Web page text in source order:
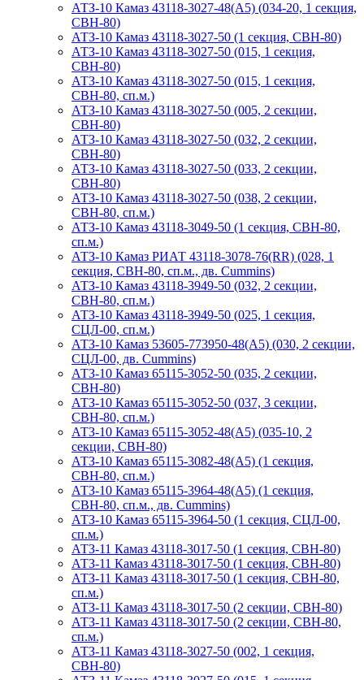
АТЗ-10 Камаз 43118-3027-48(A5) (034-20, 1 секция,
СВН-80)
АТЗ-10 Камаз 43118-3027-50 (1 секция, СВН-80)
АТЗ-10 Камаз 43118-3027-50 (015, 1 секция,
СВН-80)
АТЗ-10 Камаз 43118-3027-50 (015, 1 секция,
СВН-80, сп.м.)
АТЗ-10 Камаз 43118-3027-50 (005, 2 секции,
СВН-80)
АТЗ-10 Камаз 43118-3027-50 (032, 2 секции,
СВН-80)
АТЗ-10 Камаз 43118-3027-50 (033, 2 секции,
СВН-80)
АТЗ-10 Камаз 43118-3027-50 (038, 2 секции,
СВН-80, сп.м.)
АТЗ-10 Камаз 43118-3049-50 (1 секция, СВН-80,
сп.м.)
АТЗ-10 Камаз РИАТ 43118-3078-76(RR) (028, 1
секция, СВН-80, сп.м., дв. Cummins)
АТЗ-10 Камаз 43118-3949-50 (032, 2 секции,
СВН-80, сп.м.)
АТЗ-10 Камаз 43118-3949-50 (025, 1 секция,
СЦЛ-00, сп.м.)
АТЗ-10 Камаз 53605-773950-48(А5) (030, 2 секции,
СЦЛ-00, дв. Cummins)
АТЗ-10 Камаз 65115-3052-50 (035, 2 секции,
СВН-80)
АТЗ-10 Камаз 65115-3052-50 (037, 3 секции,
СВН-80, сп.м.)
АТЗ-10 Камаз 65115-3052-48(А5) (035-10, 2
секции, СВН-80)
АТЗ-10 Камаз 65115-3082-48(A5) (1 секция,
СВН-80, сп.м.)
АТЗ-10 Камаз 65115-3964-48(A5) (1 секция,
СВН-80, сп.м., дв. Cummins)
АТЗ-10 Камаз 65115-3964-50 (1 секция, СЦЛ-00,
сп.м.)
АТЗ-11 Камаз 43118-3017-50 (1 секция, СВН-80)
АТЗ-11 Камаз 43118-3017-50 (1 секция, СВН-80)
АТЗ-11 Камаз 43118-3017-50 (1 секция, СВН-80,
сп.м.)
АТЗ-11 Камаз 43118-3017-50 (2 секции, СВН-80)
АТЗ-11 Камаз 43118-3017-50 (2 секции, СВН-80,
сп.м.)
АТЗ-11 Камаз 43118-3027-50 (002, 1 секция,
СВН-80)